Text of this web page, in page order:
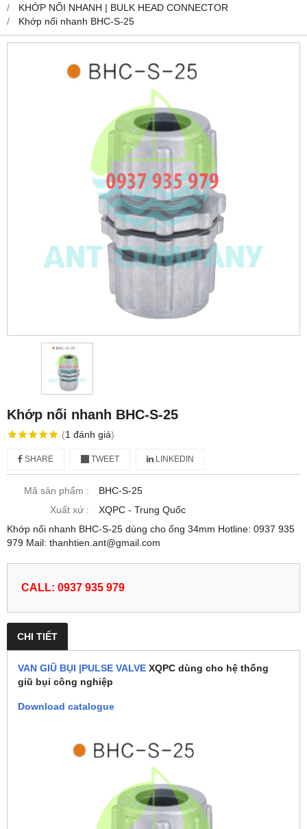
KHỚP NỐI NHANH | BULK HEAD CONNECTOR
Khớp nối nhanh BHC-S-25
Khớp nối nhanh BHC-S-25
(1 đánh giá)
SHARE TWEET LINKEDIN
Mã sản phẩm :
BHC-S-25
Xuất xứ :
XQPC - Trung Quốc
Khớp nối nhanh BHC-S-25 dùng cho ống 34mm Hotline: 0937 935
979 Mail: thanhtien.ant@gmail.com
CALL: 0937 935 979
CHI TIẾT
VAN GIŨ BỤI |PULSE VALVE XQPC dùng cho hệ thống
giũ bụi công nghiệp
Download catalogue